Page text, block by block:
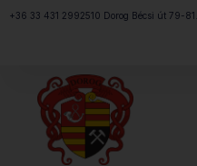
+36 33 431 2992510 Dorog Bécsi út 79-81.